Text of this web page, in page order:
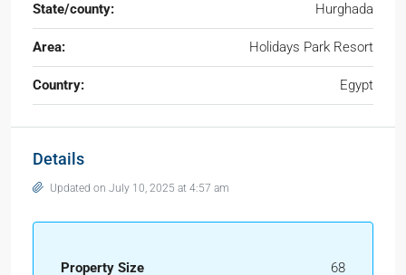
State/county: Hurghada
Area: Holidays Park Resort
Country: Egypt
Details
Updated on July 10, 2025 at 4:57 am
Property Size 68